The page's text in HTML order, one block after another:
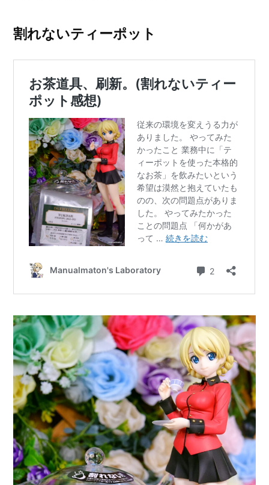
割れないティーポット